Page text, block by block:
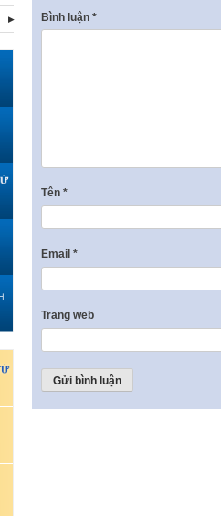
Bình luận *
Tên *
Email *
Trang web